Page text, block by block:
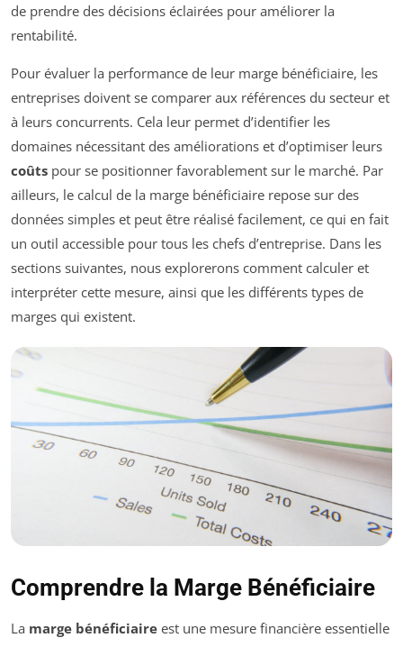
de prendre des décisions éclairées pour améliorer la
rentabilité.
Pour évaluer la performance de leur marge bénéficiaire, les
entreprises doivent se comparer aux références du secteur et
à leurs concurrents. Cela leur permet d’identifier les
domaines nécessitant des améliorations et d’optimiser leurs
coûts pour se positionner favorablement sur le marché. Par
ailleurs, le calcul de la marge bénéficiaire repose sur des
données simples et peut être réalisé facilement, ce qui en fait
un outil accessible pour tous les chefs d’entreprise. Dans les
sections suivantes, nous explorerons comment calculer et
interpréter cette mesure, ainsi que les différents types de
marges qui existent.
Comprendre la Marge Bénéficiaire
La marge bénéficiaire est une mesure financière essentielle